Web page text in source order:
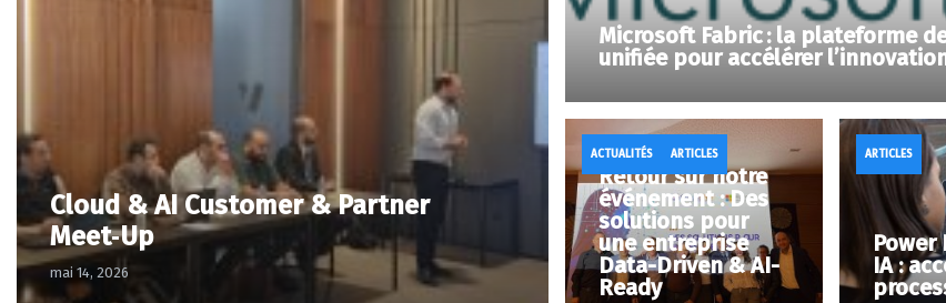
Cloud & AI Customer & Partner
Meet‑Up
mai 14, 2026
Microsoft Fabric : la plateforme
unifiée pour accélérer
Retour sur notre
événement : Des
solutions pour
une entreprise
Data-Driven & AI-
Ready
ACTUALITÉS ARTICLES
IA :
ARTICLES